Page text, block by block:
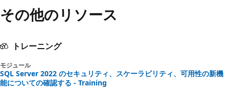
その他のリソース
トレーニング
モジュール
SQL Server 2022 のセキュリティ、スケーラビリティ、可用性の新機
能についての確認する - Training